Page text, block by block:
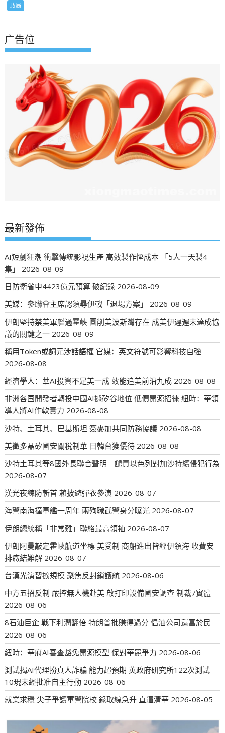
政局
广告位
最新發佈
AI短劇狂潮 衝擊傳統影視生產 高效製作慳成本 「5人一天製4
集」
2026-08-09
日防衛省申4423億元預算 破紀錄 2026-08-09
美媒：參聯會主席認須尋伊戰「退場方案」
2026-08-09
伊朗堅持禁美軍艦過霍峽 圖削美波斯灣存在 成美伊遲遲未達成協
議的關鍵之一 2026-08-09
稱用Token或詞元涉話語權 官媒：英文符號可影響科技自強
2026-08-08
經濟學人：華AI投資不足美一成 效能追美前沿九成 2026-08-08
非洲各国開發者轉投中國AI撼矽谷地位 低價開源招徠 紐時：華領
導人將AI作軟實力 2026-08-08
沙特、土耳其、巴基斯坦 簽麥加共同防務協議 2026-08-08
美徵多晶矽國安關稅制華 日韓台獲優待 2026-08-08
沙特土耳其等8國外長聯合聲明 譴責以色列對加沙持續侵犯行為
2026-08-07
漢光夜練防斬首 賴披避彈衣參演 2026-08-07
海警南海撞軍艦一周年 兩殉職武警身分曝光 2026-08-07
伊朗總統稱「非常難」聯絡最高領袖 2026-08-07
伊朗阿曼敲定霍峽航道坐標 美受制 商船進出皆經伊領海 收費安
排癥結難解 2026-08-07
台漢光演習擴規模 聚焦反封鎖護航 2026-08-06
中方五招反制 嚴控無人機赴美 啟打印設備國安調查 制裁7實體
2026-08-06
8石油巨企 戰下利潤翻倍 特朗普批賺得過分 倡油公司還富於民
2026-08-06
紐時：華府AI審查豁免開源模型 保對華競爭力 2026-08-06
測試揭AI代理扮真人詐騙 能力超預期 英政府研究所122次測試
10現未經批准自主行動 2026-08-06
就業求穩 尖子爭讀軍警院校 錄取線急升 直逼清華 2026-08-05